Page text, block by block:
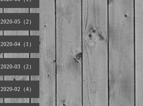
2020-05（2）
2020-04（1）
2020-03（2）
2020-02（4）